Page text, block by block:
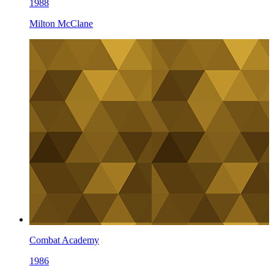
1988
Milton McClane
Combat Academy
1986